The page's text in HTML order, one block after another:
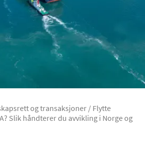
og transaksjoner / Flytte
Slik håndterer du avvikling i Norge og